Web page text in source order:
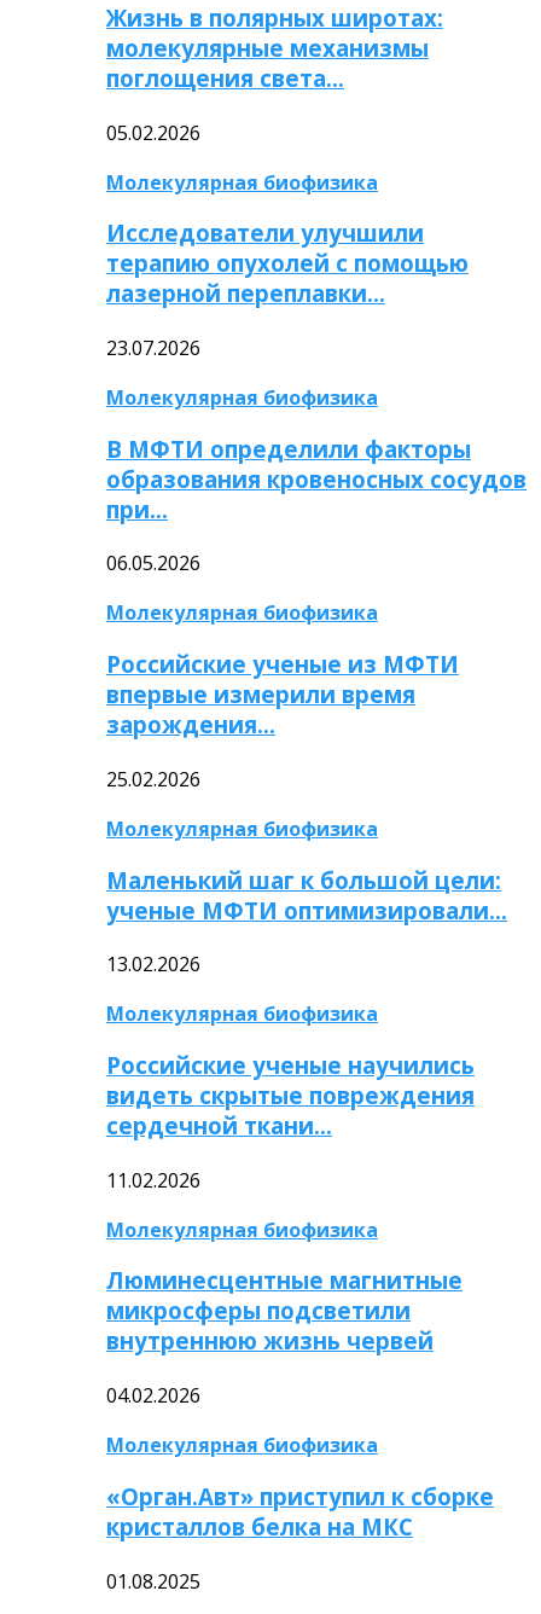
Жизнь в полярных широтах:
молекулярные механизмы
поглощения света…
05.02.2026
Молекулярная биофизика
Исследователи улучшили
терапию опухолей с помощью
лазерной переплавки…
23.07.2026
Молекулярная биофизика
В МФТИ определили факторы
образования кровеносных сосудов
при…
06.05.2026
Молекулярная биофизика
Российские ученые из МФТИ
впервые измерили время
зарождения…
25.02.2026
Молекулярная биофизика
Маленький шаг к большой цели:
ученые МФТИ оптимизировали…
13.02.2026
Молекулярная биофизика
Российские ученые научились
видеть скрытые повреждения
сердечной ткани…
11.02.2026
Молекулярная биофизика
Люминесцентные магнитные
микросферы подсветили
внутреннюю жизнь червей
04.02.2026
Молекулярная биофизика
«Орган.Авт» приступил к сборке
кристаллов белка на МКС
01.08.2025